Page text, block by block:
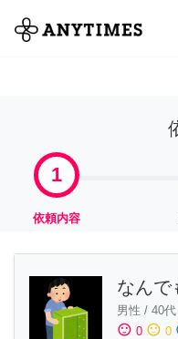
全て
1
依頼内容
なんで
男性 / 40代
sentiment_satisfied 0 sentiment_neutral 0